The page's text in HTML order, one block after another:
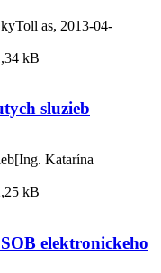
as, 2013-04-
kB
sluzieb
Katarína
kB
elektronickeho